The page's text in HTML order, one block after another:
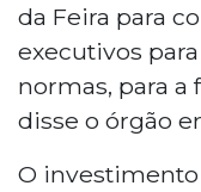
da Feira para
executivos
normas, para a
disse o órgão
O investimento